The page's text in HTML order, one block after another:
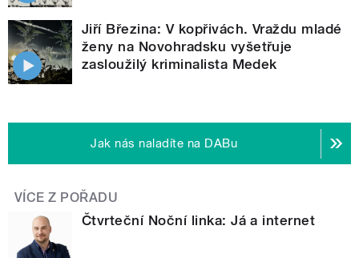
Jiří Březina: V kopřivách. Vraždu mladé
ženy na Novohradsku vyšetřuje
zasloužilý kriminalista Medek
Jak nás naladíte na DABu
VÍCE Z POŘADU
Čtvrteční Noční linka: Já a internet